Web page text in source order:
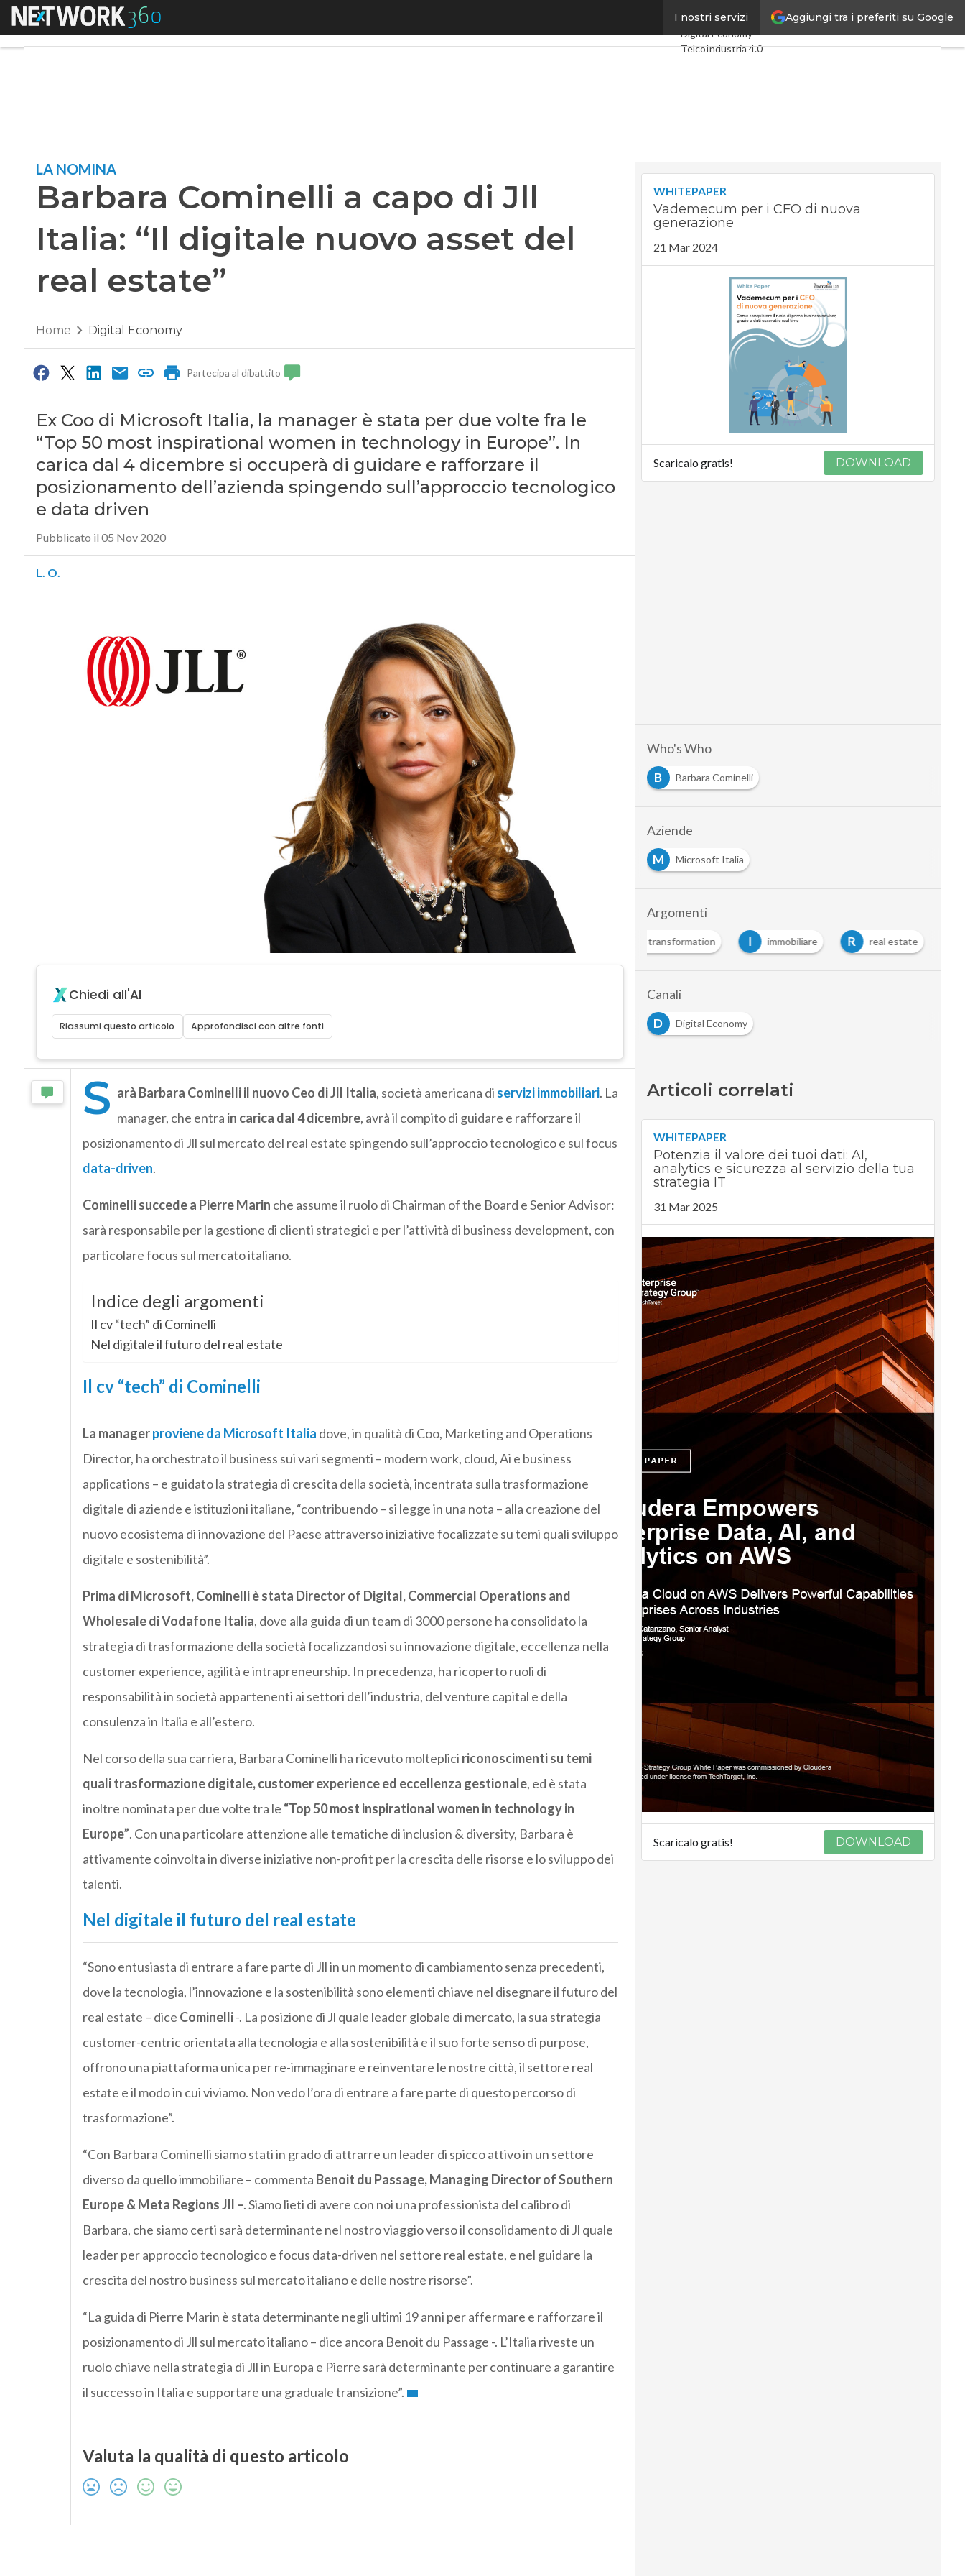
Aggiungi tra i preferiti su Google
I nostri servizi
Menu Barbara Cominelli a capo di Jll Italia: “Il digitale nuovo asset del real estate” Ultimi articoli
Digital Economy
TelcoIndustria 4.0
LA NOMINA
Barbara Cominelli a capo di Jll
Italia: “Il digitale nuovo asset del
real estate”
Home Digital Economy
Partecipa al dibattito
Ex Coo di Microsoft Italia, la manager è stata per due volte fra le
“Top 50 most inspirational women in technology in Europe”. In
carica dal 4 dicembre si occuperà di guidare e rafforzare il
posizionamento dell’azienda spingendo sull’approccio tecnologico
e data driven
Pubblicato il 05 Nov 2020
L. O.
Chiedi all'AI
Riassumi questo articolo Approfondisci con altre fonti
S arà Barbara Cominelli il nuovo Ceo di Jll Italia, società americana di servizi immobiliari. La
manager, che entra in carica dal 4 dicembre, avrà il compito di guidare e rafforzare il
posizionamento di Jll sul mercato del real estate spingendo sull’approccio tecnologico e sul focus
data-driven.
Cominelli succede a Pierre Marin che assume il ruolo di Chairman of the Board e Senior Advisor:
sarà responsabile per la gestione di clienti strategici e per l’attività di business development, con
particolare focus sul mercato italiano.
Indice degli argomenti
Il cv “tech” di Cominelli
Nel digitale il futuro del real estate
Il cv “tech” di Cominelli
La managerproviene da Microsoft Italia dove, in qualità di Coo, Marketing and Operations
Director, ha orchestrato il business sui vari segmenti – modern work, cloud, Ai e business
applications – e guidato la strategia di crescita della società, incentrata sulla trasformazione
digitale di aziende e istituzioni italiane, “contribuendo – si legge in una nota – alla creazione del
nuovo ecosistema di innovazione del Paese attraverso iniziative focalizzate su temi quali sviluppo
digitale e sostenibilità”.
Prima di Microsoft, Cominelli è stata Director of Digital, Commercial Operations and
Wholesale di Vodafone Italia, dove alla guida di un team di 3000 persone ha consolidato la
strategia di trasformazione della società focalizzandosi su innovazione digitale, eccellenza nella
customer experience, agilità e intrapreneurship. In precedenza, ha ricoperto ruoli di
responsabilità in società appartenenti ai settori dell’industria, del venture capital e della
consulenza in Italia e all’estero.
Nel corso della sua carriera, Barbara Cominelli ha ricevuto molteplici riconoscimenti su temi
quali trasformazione digitale, customer experience ed eccellenza gestionale, ed è stata
inoltre nominata per due volte tra le “Top 50 most inspirational women in technology in
Europe”. Con una particolare attenzione alle tematiche di inclusion & diversity, Barbara è
attivamente coinvolta in diverse iniziative non-profit per la crescita delle risorse e lo sviluppo dei
talenti.
Nel digitale il futuro del real estate
“Sono entusiasta di entrare a fare parte di Jll in un momento di cambiamento senza precedenti,
dove la tecnologia, l’innovazione e la sostenibilità sono elementi chiave nel disegnare il futuro del
real estate – dice Cominelli-. La posizione di Jl quale leader globale di mercato, la sua strategia
customer-centric orientata alla tecnologia e alla sostenibilità e il suo forte senso di purpose,
offrono una piattaforma unica per re-immaginare e reinventare le nostre città, il settore real
estate e il modo in cui viviamo. Non vedo l’ora di entrare a fare parte di questo percorso di
trasformazione”.
“Con Barbara Cominelli siamo stati in grado di attrarre un leader di spicco attivo in un settore
diverso da quello immobiliare – commenta Benoit du Passage, Managing Director of Southern
Europe & Meta Regions Jll –. Siamo lieti di avere con noi una professionista del calibro di
Barbara, che siamo certi sarà determinante nel nostro viaggio verso il consolidamento di Jl quale
leader per approccio tecnologico e focus data-driven nel settore real estate, e nel guidare la
crescita del nostro business sul mercato italiano e delle nostre risorse”.
“La guida di Pierre Marin è stata determinante negli ultimi 19 anni per affermare e rafforzare il
posizionamento di Jll sul mercato italiano – dice ancora Benoit du Passage -. L’Italia riveste un
ruolo chiave nella strategia di Jll in Europa e Pierre sarà determinante per continuare a garantire
il successo in Italia e supportare una graduale transizione”.
Valuta la qualità di questo articolo
WHITEPAPER
Vademecum per i CFO di nuova
generazione
21 Mar 2024
Scaricalo gratis! DOWNLOAD
Who's Who
B
Barbara Cominelli
Aziende
M
Microsoft Italia
Argomenti
Digital transformation I immobiliare R real estate
Canali
D
Digital Economy
Articoli correlati
WHITEPAPER
Potenzia il valore dei tuoi dati: AI,
analytics e sicurezza al servizio della tua
strategia IT
31 Mar 2025
Scaricalo gratis! DOWNLOAD